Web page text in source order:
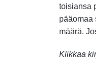
toisiansa
pääomaa
määrä.
Klikkaa